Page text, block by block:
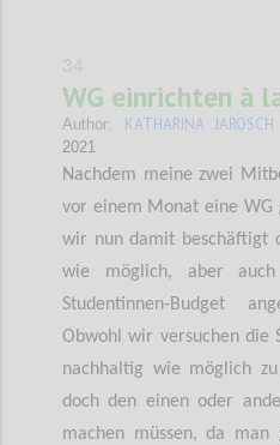
WG einrichten à
Author: KATHARINA JAROSCH
2021
Nachdem meine zwei
vor einem Monat eine WG
wir nun damit beschäftigt
wie möglich, aber
Studentinnen-Budget
Obwohl wir versuchen die
nachhaltig wie möglich
doch den einen oder
machen müssen, da man